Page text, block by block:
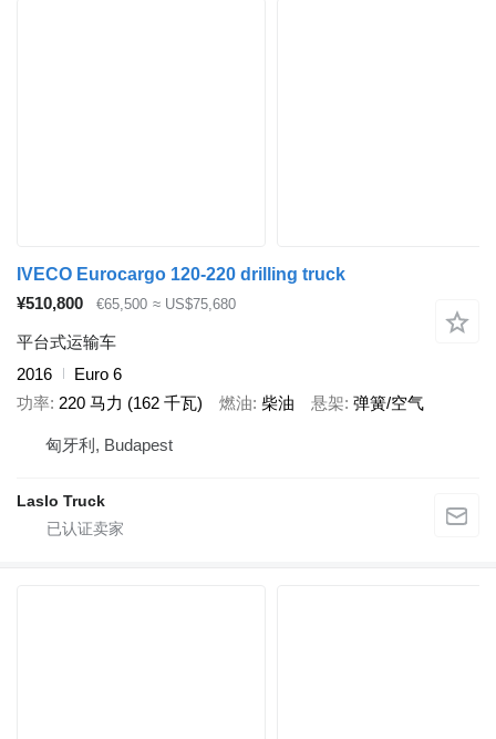
IVECO Eurocargo 120-220 drilling truck
¥510,800
€65,500 ≈ US$75,680
平台式运输车
2016
Euro 6
功率 220 马力 (162 千瓦) 燃油 柴油 悬架 弹簧/空气
匈牙利, Budapest
Laslo Truck